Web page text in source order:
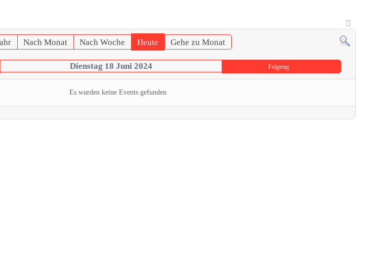
Nach Monat Nach Woche Heute Gehe zu Monat
Dienstag 18 Juni 2024 Folgetag
Es wurden keine Events gefunden